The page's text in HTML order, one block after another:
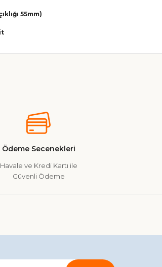
55mm)
Ödeme Secenekleri
Havale ve Kredi Kartı ile
Güvenli Ödeme